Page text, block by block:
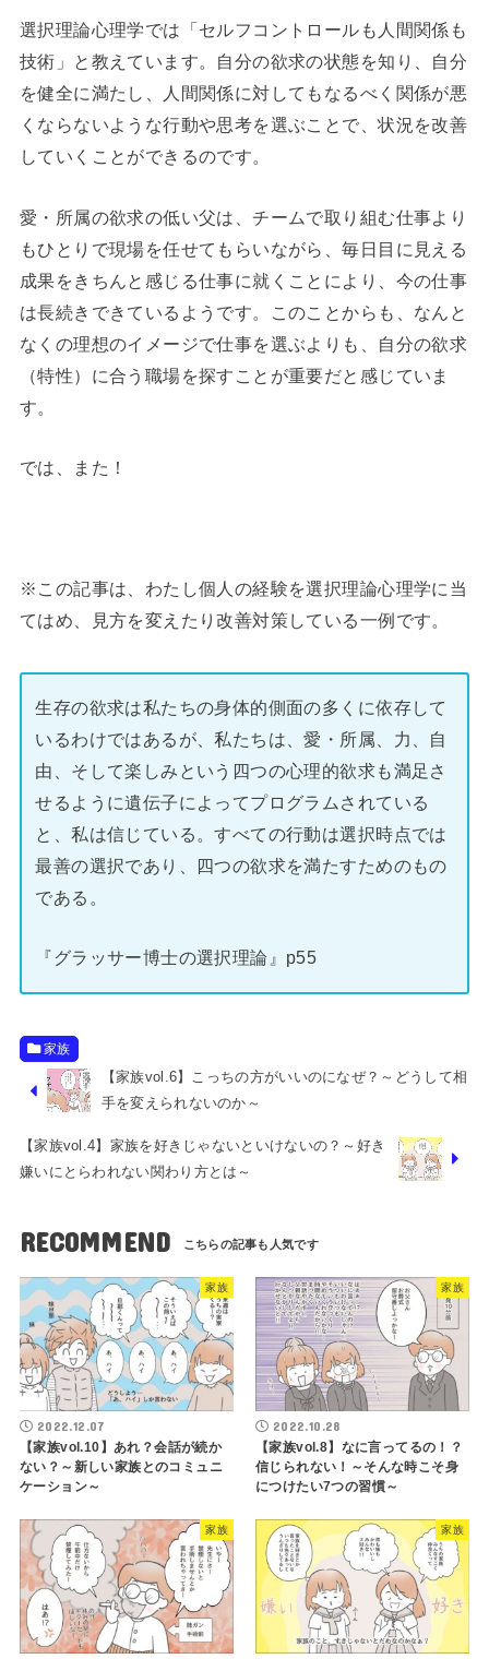
選択理論心理学では「セルフコントロールも人間関係も
技術」と教えています。自分の欲求の状態を知り、自分
を健全に満たし、人間関係に対してもなるべく関係が悪
くならないような行動や思考を選ぶことで、状況を改善
していくことができるのです。
愛・所属の欲求の低い父は、チームで取り組む仕事より
もひとりで現場を任せてもらいながら、毎日目に見える
成果をきちんと感じる仕事に就くことにより、今の仕事
は長続きできているようです。このことからも、なんと
なくの理想のイメージで仕事を選ぶよりも、自分の欲求
（特性）に合う職場を探すことが重要だと感じていま
す。
では、また！
※この記事は、わたし個人の経験を選択理論心理学に当
てはめ、見方を変えたり改善対策している一例です。
生存の欲求は私たちの身体的側面の多くに依存して
いるわけではあるが、私たちは、愛・所属、力、自
由、そして楽しみという四つの心理的欲求も満足さ
せるように遺伝子によってプログラムされている
と、私は信じている。すべての行動は選択時点では
最善の選択であり、四つの欲求を満たすためのもの
である。
『グラッサー博士の選択理論』p55
家族
【家族vol.6】こっちの方がいいのになぜ？～どうして相
手を変えられないのか～
【家族vol.4】家族を好きじゃないといけないの？～好き
嫌いにとらわれない関わり方とは～
RECOMMEND
家族
2022.12.07
【家族vol.10】あれ？会話が続か
ない？～新しい家族とのコミュニ
ケーション～
家族
2022.10.28
【家族vol.8】なに言ってるの！？
信じられない！～そんな時こそ身
につけたい7つの習慣～
家族 家族